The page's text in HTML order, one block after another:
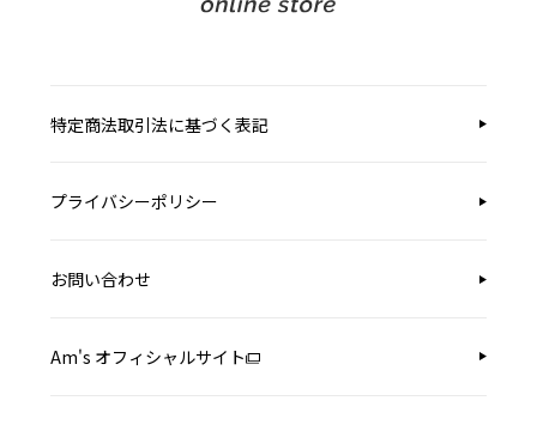
特定商法取引法に基づく表記
プライバシーポリシー
お問い合わせ
Am's オフィシャルサイト